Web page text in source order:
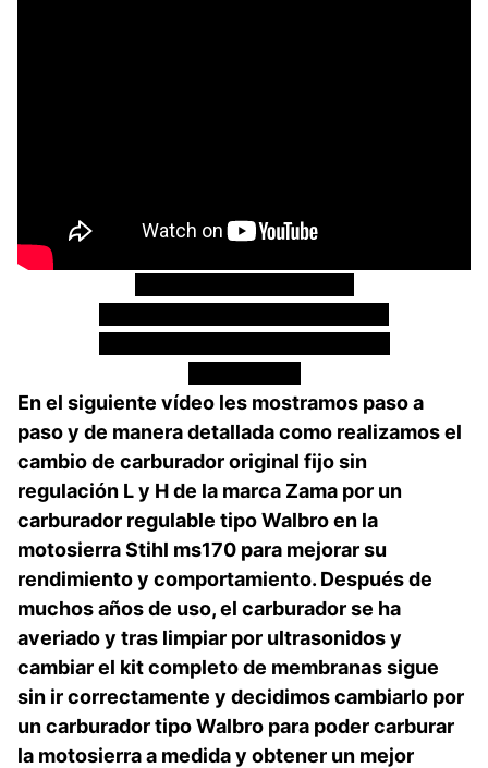
En el siguiente vídeo les mostramos paso a
paso y de manera detallada como realizamos el
cambio de carburador original fijo sin
regulación L y H de la marca Zama por un
carburador regulable tipo Walbro en la
motosierra Stihl ms170 para mejorar su
rendimiento y comportamiento. Después de
muchos años de uso, el carburador se ha
averiado y tras limpiar por ultrasonidos y
cambiar el kit completo de membranas sigue
sin ir correctamente y decidimos cambiarlo por
un carburador tipo Walbro para poder carburar
la motosierra a medida y obtener un mejor